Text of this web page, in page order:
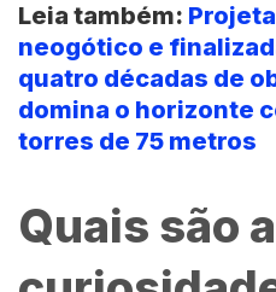
Leia também:
neogótico e
quatro décadas de
domina o horizonte
torres de 75 metros
Quais são